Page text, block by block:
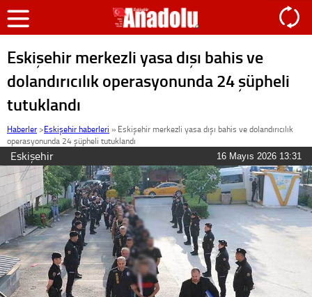
Eskişehir merkezli yasa dışı bahis ve
dolandırıcılık operasyonunda 24 şüpheli
tutuklandı
Haberler >Eskişehir haberleri » Eskişehir merkezli yasa dışı bahis ve dolandırıcılık
operasyonunda 24 şüpheli tutuklandı
Eskişehir 16 Mayıs 2026 13:31